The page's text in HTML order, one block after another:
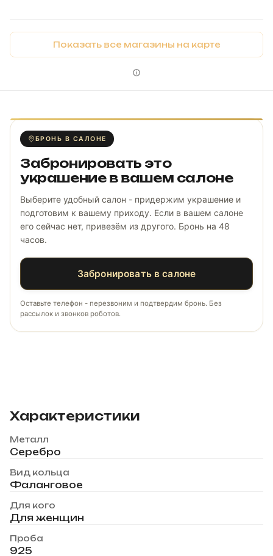
Показать все магазины на карте
БРОНЬ В САЛОНЕ
Забронировать это
украшение в вашем салоне
Выберите удобный салон - придержим украшение и
подготовим к вашему приходу. Если в вашем салоне
его сейчас нет, привезём из другого. Бронь на 48
часов.
Забронировать в салоне
Оставьте телефон - перезвоним и подтвердим бронь. Без
рассылок и звонков роботов.
Характеристики
Металл
Серебро
Вид кольца
Фаланговое
Для кого
Для женщин
Проба
925